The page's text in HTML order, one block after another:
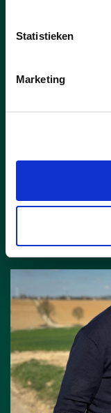
Statistieken
Marketing
Riemst
We nemen
vergroten en
lees